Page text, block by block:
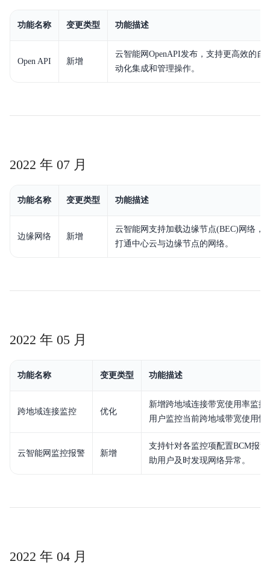
功能名称 变更类型 功能描述
Open API 新增
云智能网OpenAPI发布，支持更高效的自
动化集成和管理操作。
2022 年 07 月
功能名称 变更类型 功能描述
边缘网络 新增
云智能网支持加载边缘节点(BEC)网络，
打通中心云与边缘节点的网络。
2022 年 05 月
功能名称 变更类型 功能描述
跨地域连接监控 优化
新增跨地域连接带宽使用率监控
用户监控当前跨地域带宽使用情
云智能网监控报警 新增
支持针对各监控项配置BCM报
助用户及时发现网络异常。
2022 年 04 月